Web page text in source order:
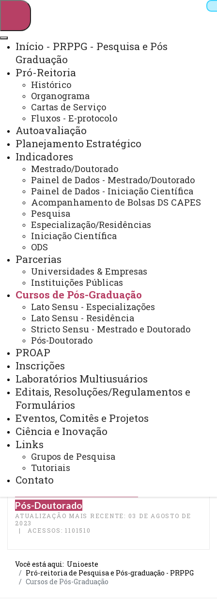
Webmail Sistemas
Arquivo Virtual
Campus
Início - PRPPG - Pesquisa e Pós
Graduação
Pró-Reitoria
Histórico
Organograma
Cartas de Serviço
Fluxos - E-protocolo
Autoavaliação
Planejamento Estratégico
Indicadores
Mestrado/Doutorado
Painel de Dados - Mestrado/Doutorado
Painel de Dados - Iniciação Científica
Acompanhamento de Bolsas DS CAPES
Pesquisa
Especialização/Residências
Iniciação Científica
ODS
Parcerias
Universidades & Empresas
Instituições Públicas
Cursos de Pós-Graduação
Lato Sensu - Especializações
Lato Sensu - Residência
Stricto Sensu - Mestrado e Doutorado
Pós-Doutorado
PROAP
Inscrições
Laboratórios Multiusuários
Editais, Resoluções/Regulamentos e
Formulários
Eventos, Comitês e Projetos
Ciência e Inovação
Links
Grupos de Pesquisa
Tutoriais
Contato
CURSOS DE PÓS-GRADUAÇÃO
Você está aqui:Unioeste
Pró-reitoria de Pesquisa e Pós-graduação - PRPPG
Cursos de Pós-Graduação
Cursos de Pós-
graduação
graduação
Pesquisa
de Dados - Mestrado e Doutorado
Saiba mais sobre nossos cursos de pós-
graduação e pós-doutorado abaixo
Stricto Sensu - Mestrado e Doutorado
Lato Sensu - Residências
Pós-Doutorado
ATUALIZAÇÃO MAIS RECENTE: 03 DE AGOSTO DE
2023
ACESSOS: 1101510
Você está aqui: Unioeste
Pró-reitoria de Pesquisa e Pós-graduação - PRPPG
Cursos de Pós-Graduação